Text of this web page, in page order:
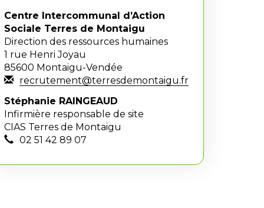
Centre Intercommunal d’Action
Sociale Terres de Montaigu
Direction des ressources humaines
1 rue Henri Joyau
85600 Montaigu-Vendée
recrutement@terresdemontaigu.fr
Stéphanie RAINGEAUD
Infirmière responsable de site
CIAS Terres de Montaigu
02 51 42 89 07